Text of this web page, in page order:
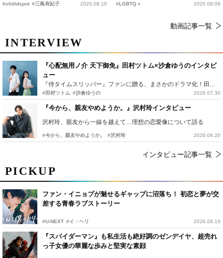
PICKUP
ファン・イニョプが魅せるギャップに沼落ち！ 初恋と夢が交
差する青春ラブストーリー
#U-NEXT #イ・ヘリ 2026.08.10
『スパイダーマン』も私生活も絶好調のゼンデイヤ、超売れ
っ子女優の華麗な歩みと堅実な素顔
#chilldspot #三島有紀子 2026.08.10 #LGBTQ＋ 2026.08.09
動画記事一覧
INTERVIEW
『心配無用ノ介 天下御免』田村ツトム×沙倉ゆうのインタビ
ュー
『侍タイムスリッパー』ファンに贈る、まさかのドラマ化！田村ツトム×沙倉ゆうのが語る『心配無用ノ介』撮影秘話
#田村ツトム #沙倉ゆうの 2026.07.30
『今から、親友やめようか。』沢村玲インタビュー
沢村玲、親友から一線を越えて…理想の恋愛像について語る
#今から、親友やめようか。 #沢村玲 2026.06.20
インタビュー記事一覧